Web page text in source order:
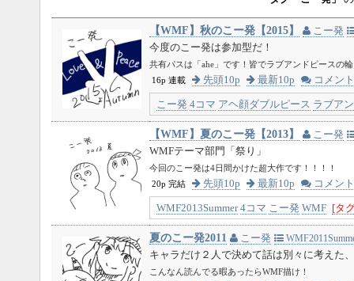
【WMF】秋のこー発【2015】
こー発
今度のこー発は参加型だ！
共有パスは「ahe」です！皆でラブアンドピースの
16p 連載
先頭10p 最新10p コメント
こー発 4コマ アヘ顔ダブルピース ラブア
【WMF】夏のこー発【2013】
こー発
WMFテーマ部門「祭り」
今回のこー発は4日間かけた超大作です！！！！
20p 完結
先頭10p 最新10p コメント
WMF2013Summer 4コマ こー発 WMF [タ
夏のこー発2011 こー発
キャラだけ２人で決めて話は別々に考えた
こんなん読んでる暇あったらWMF描け！